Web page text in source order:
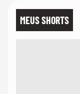
MEUS SHORTS